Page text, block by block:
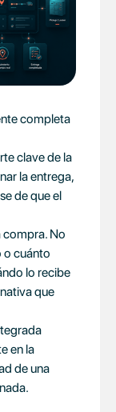
completa
clave de la
la entrega,
de que el
compra. No
o cuánto
lo recibe
que
en la
de una